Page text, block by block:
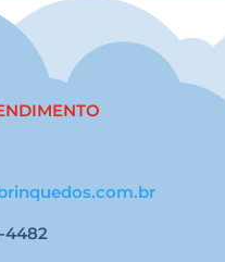
4482